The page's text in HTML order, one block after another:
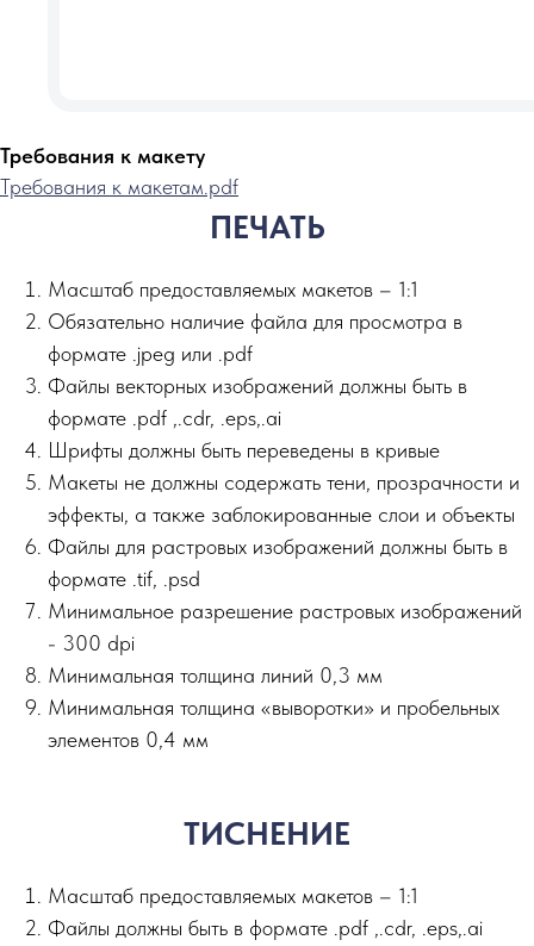
Требования к макету
Требования к макетам.pdf
ПЕЧАТЬ
Масштаб предоставляемых макетов – 1:1
Обязательно наличие файла для просмотра в
формате .jpeg или .pdf
Файлы векторных изображений должны быть в
формате .pdf ,.сdr, .eps,.ai
Шрифты должны быть переведены в кривые
Макеты не должны содержать тени, прозрачности и
эффекты, а также заблокированные слои и объекты
Файлы для растровых изображений должны быть в
формате .tif, .psd
Минимальное разрешение растровых изображений
- 300 dpi
Минимальная толщина линий 0,3 мм
Минимальная толщина «выворотки» и пробельных
элементов 0,4 мм
ТИСНЕНИЕ
Масштаб предоставляемых макетов – 1:1
Файлы должны быть в формате .pdf ,.сdr, .eps,.ai